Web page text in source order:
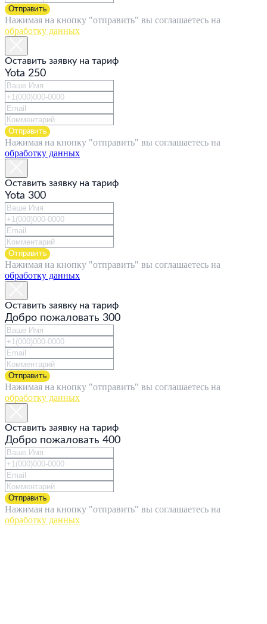
Отправить
Нажимая на кнопку "отправить" вы соглашаетесь на
обработку данных
Оставить заявку на тариф
Yota 250
Отправить
Нажимая на кнопку "отправить" вы соглашаетесь на
обработку данных
Оставить заявку на тариф
Yota 300
Отправить
Нажимая на кнопку "отправить" вы соглашаетесь на
обработку данных
Оставить заявку на тариф
Добро пожаловать 300
Отправить
Нажимая на кнопку "отправить" вы соглашаетесь на
обработку данных
Оставить заявку на тариф
Добро пожаловать 400
Отправить
Нажимая на кнопку "отправить" вы соглашаетесь на
обработку данных